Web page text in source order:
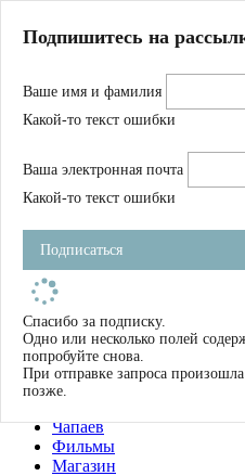
Магазин
Журнал
Школа
Устав
Фильмы
Имена
Тэги
О нас
Журнал
Книги
Чапаев
Фильмы
Магазин
Подпишитесь на
Ваше имя и фамилия
Какой-то текст ошибки
Ваша электронная почта
Какой-то текст ошибки
Подписаться
Спасибо за подписку.
Одно или несколько полей
попробуйте снова.
При отправке запроса
позже.